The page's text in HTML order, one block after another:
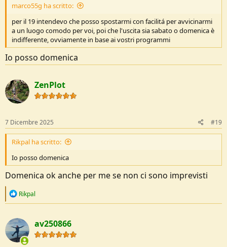
marco55g ha scritto:
per il 19 intendevo che posso spostarmi con facilitá per avvicinarmi
a un luogo comodo per voi, poi che l'uscita sia sabato o domenica è
indifferente, ovviamente in base ai vostri programmi
Io posso domenica
ZenPlot
7 Dicembre 2025 #19
Rikpal ha scritto:
Io posso domenica
Domenica ok anche per me se non ci sono imprevisti
R
c
t
i
o
Rikpal
av250866